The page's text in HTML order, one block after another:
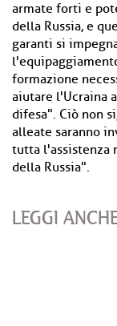
armate forti e
della Russia, e
garanti si
formazione
aiutare l'Ucraina
difesa". Ciò non
alleate saranno
tutta l'assistenza
della Russia".
LEGGI